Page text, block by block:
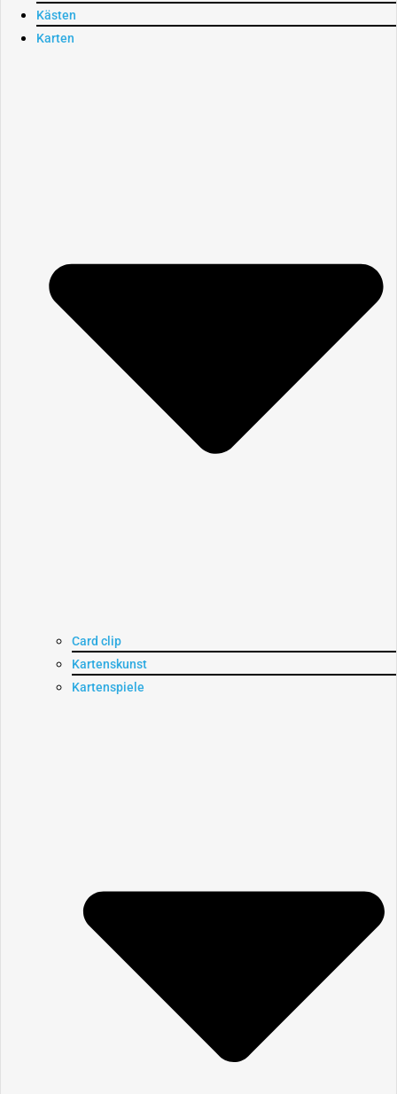
Kästen
Karten
Card clip
Kartenskunst
Kartenspiele